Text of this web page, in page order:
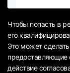
Чтобы попасть в
его
Это может
предоставляющие
действие